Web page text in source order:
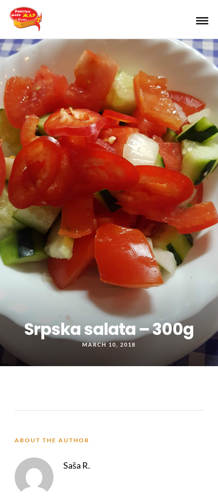
Srpska salata – 300g
MARCH 10, 2018
ABOUT THE AUTHOR
Saša R.